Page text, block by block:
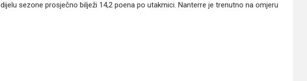
sezone prosječno bilježi 14,2 poena po utakmici. Nanterre je trenutno na omjeru